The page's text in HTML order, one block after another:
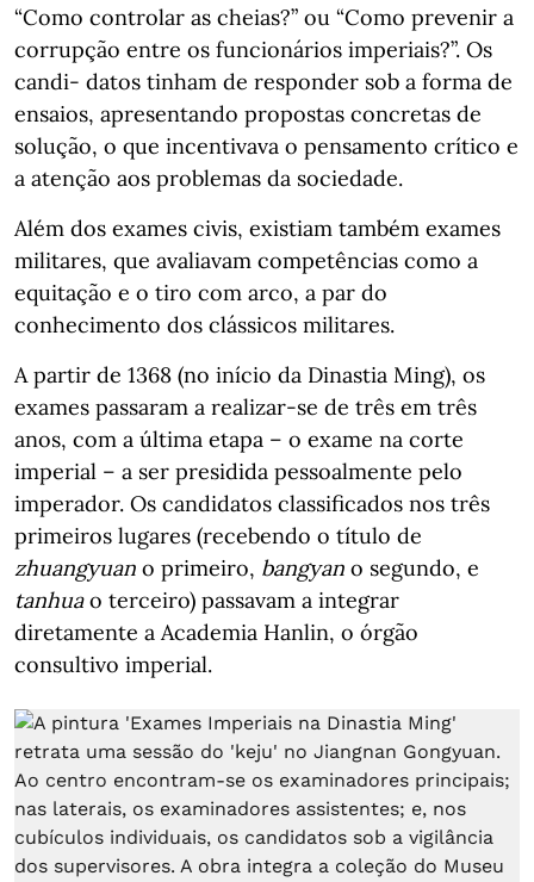
“Como controlar as cheias?” ou “Como prevenir a
corrupção entre os funcionários imperiais?”. Os
candi- datos tinham de responder sob a forma de
ensaios, apresentando propostas concretas de
solução, o que incentivava o pensamento crítico e
a atenção aos problemas da sociedade.
Além dos exames civis, existiam também exames
militares, que avaliavam competências como a
equitação e o tiro com arco, a par do
conhecimento dos clássicos militares.
A partir de 1368 (no início da Dinastia Ming), os
exames passaram a realizar-se de três em três
anos, com a última etapa – o exame na corte
imperial – a ser presidida pessoalmente pelo
imperador. Os candidatos classificados nos três
primeiros lugares (recebendo o título de
zhuangyuan o primeiro, bangyan o segundo, e
tanhuao terceiro) passavam a integrar
diretamente a Academia Hanlin, o órgão
consultivo imperial.